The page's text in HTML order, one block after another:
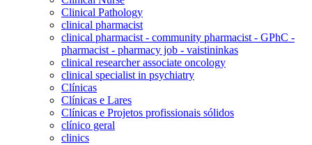
Clinical Pathology
clinical pharmacist
clinical pharmacist - community pharmacist - GPhC -
pharmacist - pharmacy job - vaistininkas
clinical researcher associate oncology
clinical specialist in psychiatry
Clínicas
Clínicas e Lares
Clínicas e Projetos profissionais sólidos
clínico geral
clinics